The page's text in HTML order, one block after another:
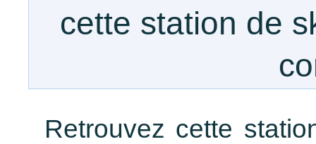
cette station de
Retrouvez cette